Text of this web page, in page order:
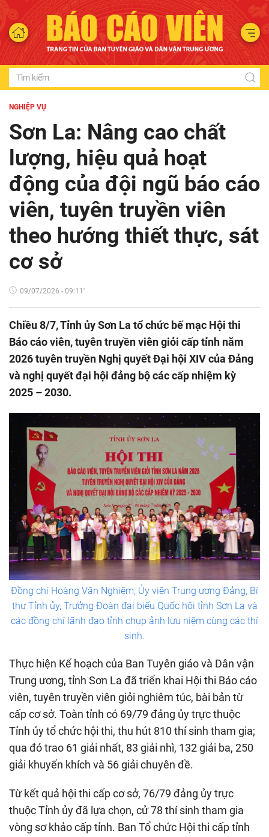
NGHIỆP VỤ
Sơn La: Nâng cao chất
lượng, hiệu quả hoạt
động của đội ngũ báo cáo
viên, tuyên truyền viên
theo hướng thiết thực, sát
cơ sở
09/07/2026 - 09:11'
Chiều 8/7, Tỉnh ủy Sơn La tổ chức bế mạc Hội thi
Báo cáo viên, tuyên truyền viên giỏi cấp tỉnh năm
2026 tuyên truyền Nghị quyết Đại hội XIV của Đảng
và nghị quyết đại hội đảng bộ các cấp nhiệm kỳ
2025 – 2030.
Đồng chí Hoàng Văn Nghiệm, Ủy viên Trung ương Đảng, Bí
thư Tỉnh ủy, Trưởng Đoàn đại biểu Quốc hội tỉnh Sơn La và
các đồng chí lãnh đạo tỉnh chụp ảnh lưu niệm cùng các thí
sinh.
Thực hiện Kế hoạch của Ban Tuyên giáo và Dân vận
Trung ương, tỉnh Sơn La đã triển khai Hội thi Báo cáo
viên, tuyên truyền viên giỏi nghiêm túc, bài bản từ
cấp cơ sở. Toàn tỉnh có 69/79 đảng ủy trực thuộc
Tỉnh ủy tổ chức hội thi, thu hút 810 thí sinh tham gia;
qua đó trao 61 giải nhất, 83 giải nhì, 132 giải ba, 250
giải khuyến khích và 56 giải chuyên đề.
Từ kết quả hội thi cấp cơ sở, 76/79 đảng ủy trực
thuộc Tỉnh ủy đã lựa chọn, cử 78 thí sinh tham gia
vòng sơ khảo cấp tỉnh. Ban Tổ chức Hội thi cấp tỉnh